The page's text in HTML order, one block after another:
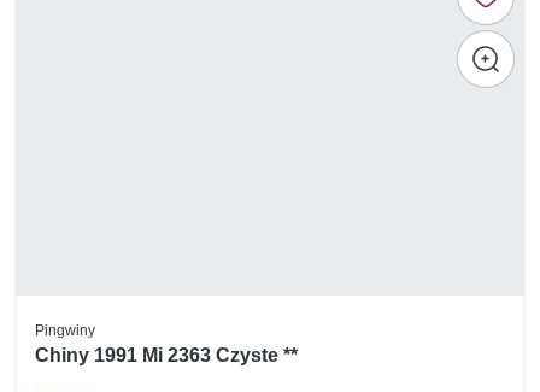
Pingwiny
Chiny 1991 Mi 2363 Czyste **